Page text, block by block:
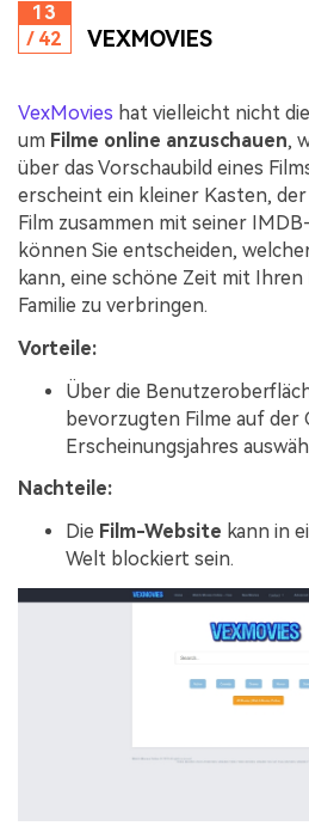
13
/ 42
VEXMOVIES
VexMovies hat vielleicht nicht
um Filme online anzuschauen,
über das Vorschaubild eines
erscheint ein kleiner Kasten,
Film zusammen mit seiner
können Sie entscheiden,
kann, eine schöne Zeit mit
Familie zu verbringen.
Vorteile:
Über die
bevorzugten Filme auf der
Erscheinungsjahres
Nachteile:
Die Film-Website kann in
Welt blockiert sein.